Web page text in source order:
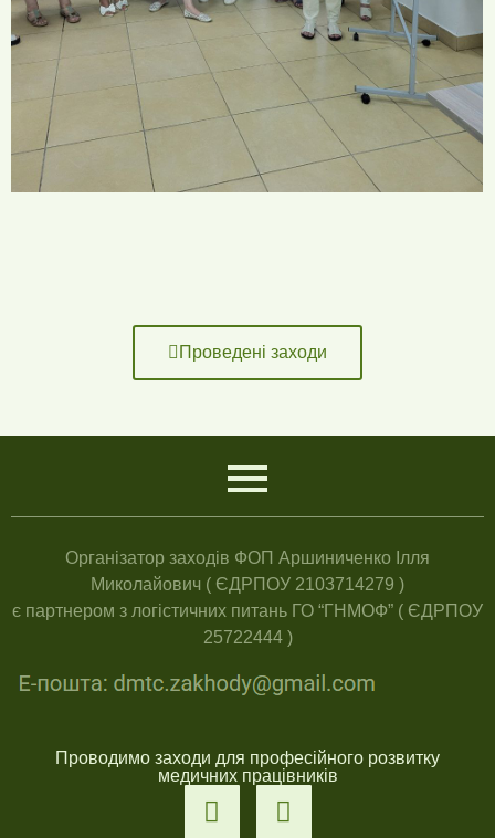
Проведені заходи
Організатор заходів ФОП Аршиниченко Ілля
Миколайович ( ЄДРПОУ 2103714279 )
є партнером з логістичних питань ГО “ГНМОФ” ( ЄДРПОУ
25722444 )
Проводимо заходи для професійного розвитку
медичних працівників